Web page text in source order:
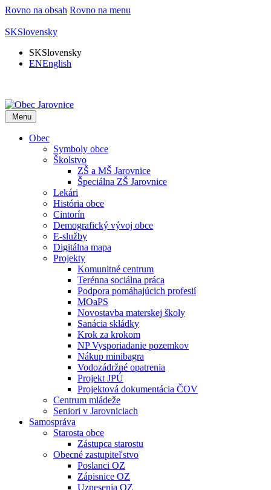
Rovno na obsah Rovno na menu
SKSlovensky
SKSlovensky
ENEnglish
Menu
Obec
Symboly obce
Školstvo
ZŠ a MŠ Jarovnice
Špeciálna ZŠ Jarovnice
Lekári
História obce
Cintorín
Demografický vývoj obce
E-služby
Digitálna mapa
Projekty
Komunitné centrum
Terénna sociálna práca
Podpora pomáhajúcich profesií
MOaPS
Novostavba materskej školy
Sanácia skládky
Krok za krokom
NP Vysporiadanie pozemkov
Nákup minibagra
Vodozádržné opatrenia
Projekt JPÚ
Projektová dokumentácia ČOV
Centrum mládeže
Seniori v Jarovniciach
Samospráva
Starosta obce
Zástupca starostu
Obecné zastupiteľstvo
Poslanci OZ
Zápisnice OZ
Uznesenia OZ